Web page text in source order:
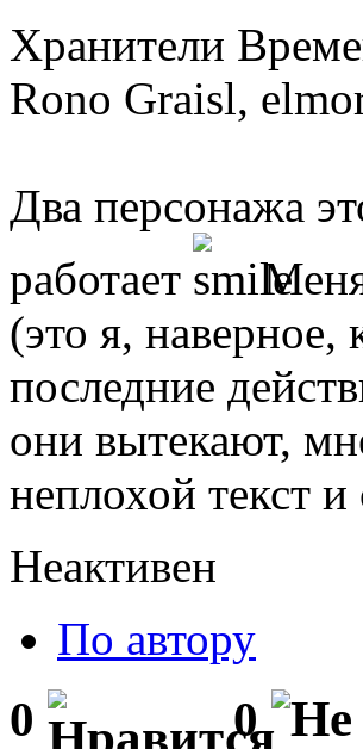
Хранители
Rono Graisl,
Два персонажа
работает
Меня
(это я,
последние
они вытекают,
неплохой текст
Неактивен
По автору
0 0